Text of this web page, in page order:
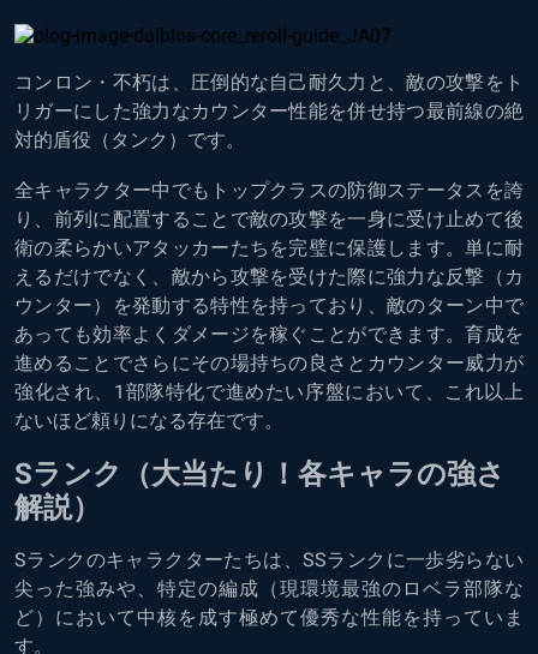
コンロン・不朽は、圧倒的な自己耐久力と、敵の攻撃をト
リガーにした強力なカウンター性能を併せ持つ最前線の絶
対的盾役（タンク）です。
全キャラクター中でもトップクラスの防御ステータスを誇
り、前列に配置することで敵の攻撃を一身に受け止めて後
衛の柔らかいアタッカーたちを完璧に保護します。単に耐
えるだけでなく、敵から攻撃を受けた際に強力な反撃（カ
ウンター）を発動する特性を持っており、敵のターン中で
あっても効率よくダメージを稼ぐことができます。育成を
進めることでさらにその場持ちの良さとカウンター威力が
強化され、1部隊特化で進めたい序盤において、これ以上
ないほど頼りになる存在です。
Sランク（大当たり！各キャラの強さ
解説）
Sランクのキャラクターたちは、SSランクに一歩劣らない
尖った強みや、特定の編成（現環境最強のロベラ部隊な
ど）において中核を成す極めて優秀な性能を持っていま
す。